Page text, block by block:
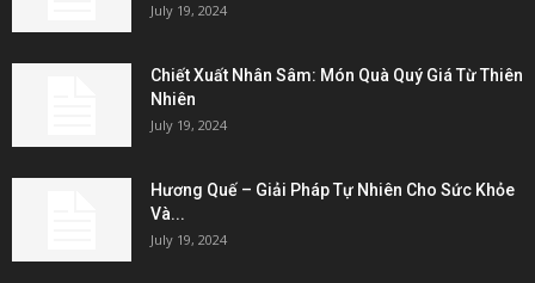
July 19, 2024
Chiết Xuất Nhân Sâm: Món Quà Quý Giá Từ Thiên
Nhiên
July 19, 2024
Hương Quế – Giải Pháp Tự Nhiên Cho Sức Khỏe
Và...
July 19, 2024